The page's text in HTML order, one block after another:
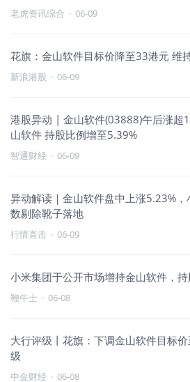
行业
老虎资讯综合 · 06-09
花旗：金山软件目标价降至33港元 维
新浪港股 · 06-09
港股异动 | 金山软件(03888)午后涨超
山软件 持股比例增至5.39%
智通财经 · 06-09
异动解读｜金山软件盘中上涨5.23%
数剔除靴子落地
行情直击 · 06-09
小米集团于公开市场增持金山软件，
鞭牛士 · 06-08
大行评级丨花旗：下调金山软件目标
级
中金财经 · 06-08